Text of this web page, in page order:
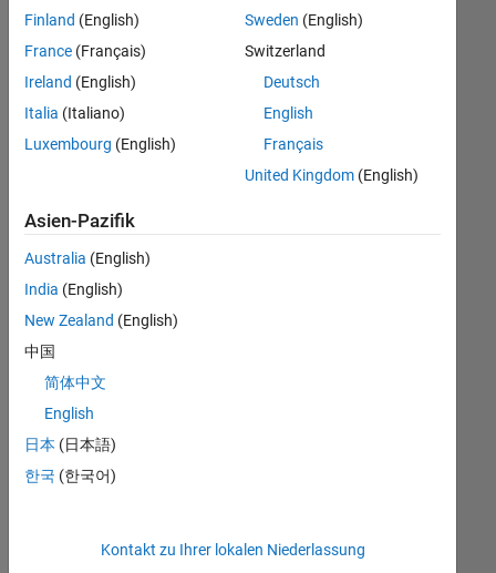
Suchkriterien
weiter
fassen
oder
alle
Stellenangebote
anzeigen .
noch
keine
offenen
Stellen
können,
die
Ihren
entsprechen,
werden
unseres
Finland (English)
France (Français)
Ireland (English)
Italia (Italiano)
Luxembourg (English)
Sweden (English)
Switzerland
Deutsch
English
Français
United Kingdom(English)
Asien-Pazifik
Australia (English)
India (English)
New Zealand (English)
中国
简体中文
English
日本 (日本語)
한국 (한국어)
Kontakt zu Ihrer lokalen Niederlassung